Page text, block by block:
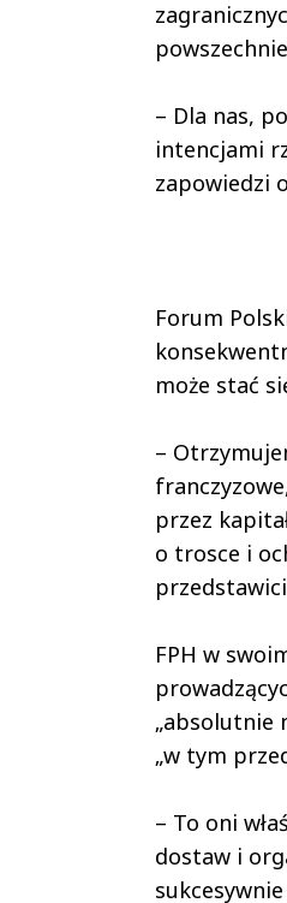
– Dla nas,
intencjami
zapowiedzi
Forum
może stać
–
przez
o trosce i
FPH w
„absolutnie
„w tym
– To oni
dostaw i